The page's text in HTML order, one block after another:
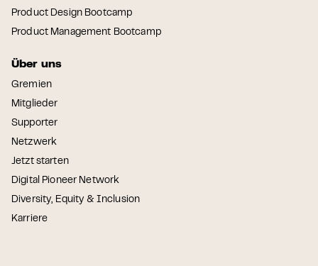
Product Design Bootcamp
Product Management Bootcamp
Über uns
Gremien
Mitglieder
Supporter
Netzwerk
Jetzt starten
Digital Pioneer Network
Diversity, Equity & Inclusion
Karriere